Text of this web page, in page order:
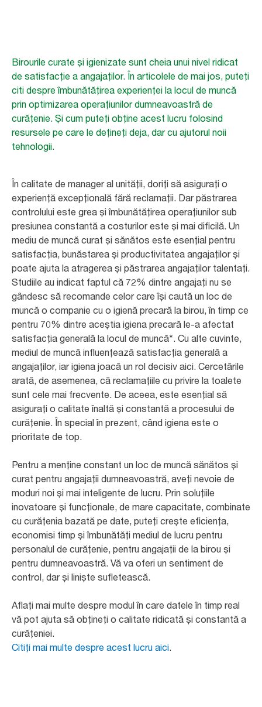
Birourile curate și igienizate sunt cheia unui nivel ridicat
de satisfacție a angajaților. În articolele de mai jos, puteți
citi despre îmbunătățirea experienței la locul de muncă
prin optimizarea operațiunilor dumneavoastră de
curățenie. Și cum puteți obține acest lucru folosind
resursele pe care le dețineți deja, dar cu ajutorul noii
tehnologii.
În calitate de manager al unității, doriți să asigurați o
experiență excepțională fără reclamații. Dar păstrarea
controlului este grea și îmbunătățirea operațiunilor sub
presiunea constantă a costurilor este și mai dificilă. Un
mediu de muncă curat și sănătos este esențial pentru
satisfacția, bunăstarea și productivitatea angajaților și
poate ajuta la atragerea și păstrarea angajaților talentați.
Studiile au indicat faptul că 72% dintre angajați nu se
gândesc să recomande celor care își caută un loc de
muncă o companie cu o igienă precară la birou, în timp ce
pentru 70% dintre aceștia igiena precară le-a afectat
satisfacția generală la locul de muncă*. Cu alte cuvinte,
mediul de muncă influențează satisfacția generală a
angajaților, iar igiena joacă un rol decisiv aici. Cercetările
arată, de asemenea, că reclamațiile cu privire la toalete
sunt cele mai frecvente. De aceea, este esențial să
asigurați o calitate înaltă și constantă a procesului de
curățenie. În special în prezent, când igiena este o
prioritate de top.
Pentru a menține constant un loc de muncă sănătos și
curat pentru angajații dumneavoastră, aveți nevoie de
moduri noi și mai inteligente de lucru. Prin soluțiile
inovatoare și funcționale, de mare capacitate, combinate
cu curățenia bazată pe date, puteți crește eficiența,
economisi timp și îmbunătăți mediul de lucru pentru
personalul de curățenie, pentru angajații de la birou și
pentru dumneavoastră. Vă va oferi un sentiment de
control, dar și liniște sufletească.
Aflați mai multe despre modul în care datele în timp real
vă pot ajuta să obțineți o calitate ridicată și constantă a
curățeniei.
Citiți mai multe despre acest lucru aici.